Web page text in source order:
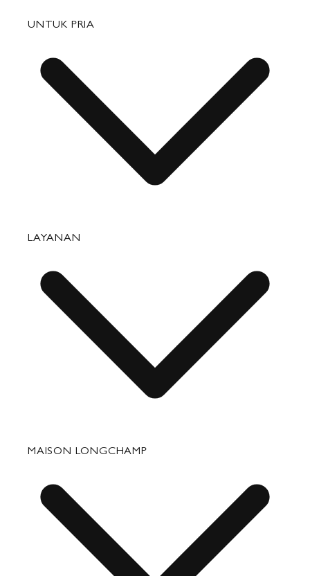
Perjalanan
Aksesori
UNTUK PRIA
Perjalanan
Aksesori
LAYANAN
Bagian Hubungan Media Kontak
Hubungi
MAISON LONGCHAMP